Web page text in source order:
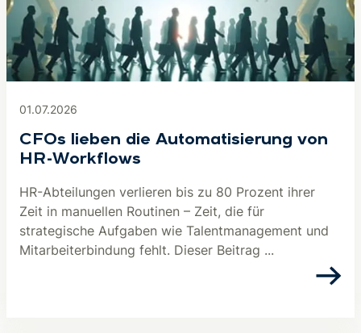
01.07.2026
CFOs lieben die Automatisierung von
HR-Workflows
HR-Abteilungen verlieren bis zu 80 Prozent ihrer
Zeit in manuellen Routinen – Zeit, die für
strategische Aufgaben wie Talentmanagement und
Mitarbeiterbindung fehlt. Dieser Beitrag ...